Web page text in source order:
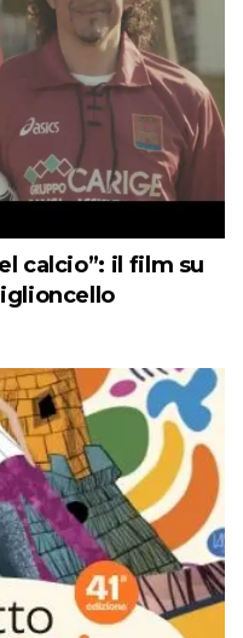
calcio”: il film su